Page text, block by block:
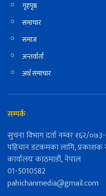
गृहपृष्ठ
समाचार
समाज
अन्तर्वार्ता
अर्थ समाचार
सम्पर्क
सुचना विभाग दर्ता नम्वर १६२/
पहिचान डटकमका लागि, प्रकाशक
कार्यालयः काठमाडौं, नेपाल
01-5010582
pahichanmedia@gmail.com